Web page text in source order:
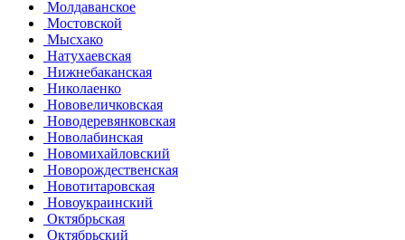
Молдаванское
Мостовской
Мысхако
Натухаевская
Нижнебаканская
Николаенко
Нововеличковская
Новодеревянковская
Новолабинская
Новомихайловский
Новорождественская
Новотитаровская
Новоукраинский
Октябрьская
Октябрьский